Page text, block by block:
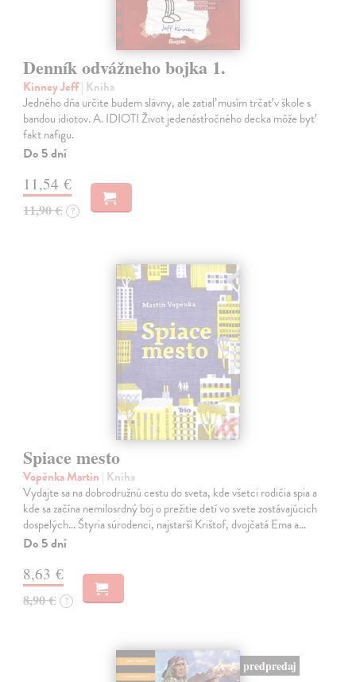
Denník odvážneho bojka 1.
Kinney Jeff| Kniha
Jedného dňa určite budem slávny, ale zatiaľ musím trčať v škole s
bandou idiotov. A. IDIOTI Život jedenásťročného decka môže byť
fakt nafigu.
Do 5 dní
11,54 €
11,90 € ?
Spiace mesto
Vopěnka Martin | Kniha
Vydajte sa na dobrodružnú cestu do sveta, kde všetci rodičia spia a
kde sa začína nemilosrdný boj o prežitie detí vo svete zostávajúcich
dospelých... Štyria súrodenci, najstarší Krištof, dvojčatá Ema a…
Do 5 dní
8,63 €
8,90 € ?
predpredaj